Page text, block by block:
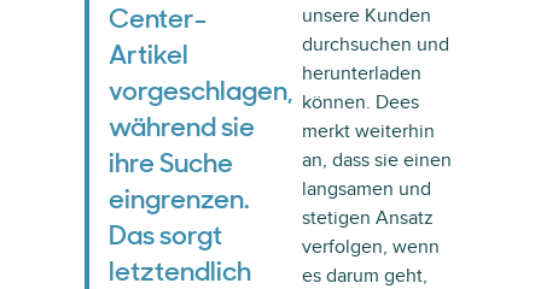
Center-
Artikel
vorgeschlagen,
während sie
ihre Suche
eingrenzen.
Das sorgt
letztendlich
unsere Kunden
durchsuchen und
herunterladen
können. Dees
merkt weiterhin
an, dass sie einen
langsamen und
stetigen Ansatz
verfolgen, wenn
es darum geht,